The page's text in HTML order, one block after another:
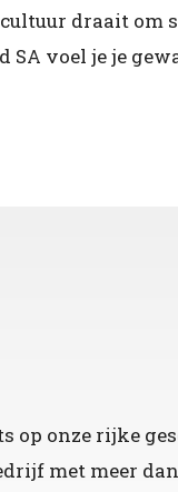
draait
SA voel je je
op onze rijke
met meer